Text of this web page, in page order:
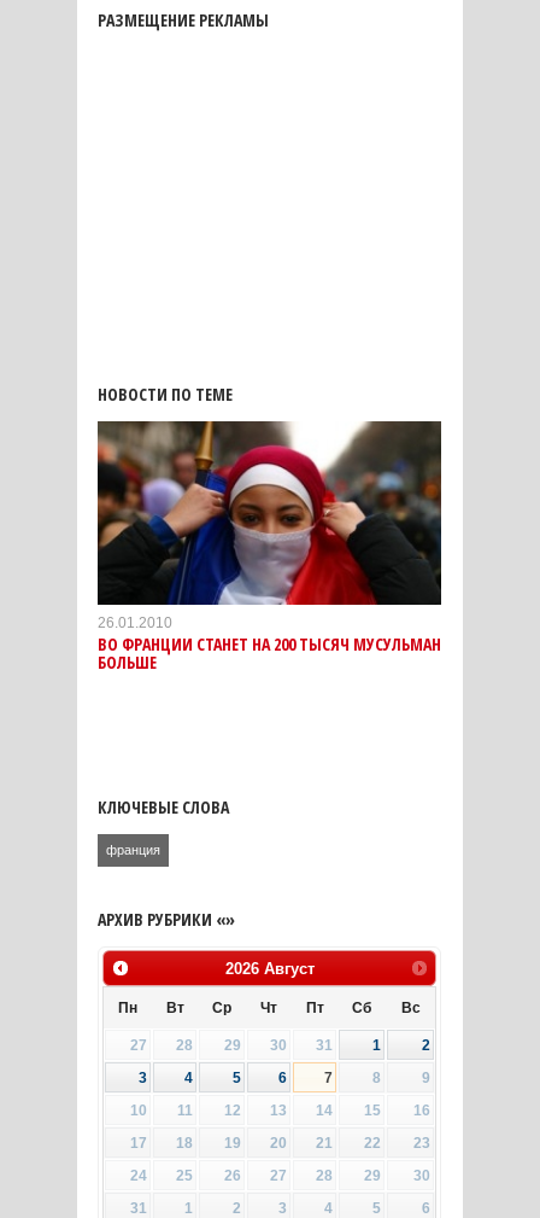
РАЗМЕЩЕНИЕ РЕКЛАМЫ
НОВОСТИ ПО ТЕМЕ
26.01.2010
ВО ФРАНЦИИ СТАНЕТ НА 200 ТЫСЯЧ МУСУЛЬМАН
БОЛЬШЕ
КЛЮЧЕВЫЕ СЛОВА
франция
АРХИВ РУБРИКИ «»
2026 Август
Пн Вт Ср Чт Пт Сб Вс
27 28 29 30 31 1
2
3
4 5 6 7 8
9
10
11 12 13 14 15
16
17
18 19 20 21 22
23
24
25 26 27 28 29
30
31
1 2 3 4 5 6